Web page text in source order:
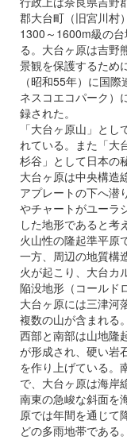
郡大台町（旧宮川村
1300～1600m級の
る。大台ヶ原は吉野
景観を保護するため
（昭和55年）に国
ネスコエコパーク）
録された。
「大台ヶ原山」と
れている。また「大
杉谷」として日本の
大台ヶ原は中央構造
アプレートの下へ潜
やチャートがユーラ
した地形であると考
火山性の隆起準平原
一方、周辺の地質構
火が起こり、大台カ
陥没地形（コールド
大台ヶ原には三津河
複数の山が含まれる。
西部と南部は山地隆
が形成され、硬い岩
を作り上げている。
で、大台ヶ原は海岸
南東の急峻な斜面を
原では年間を通じて
どの多雨地帯である。